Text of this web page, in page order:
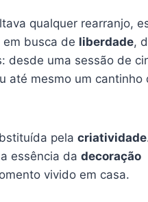
qualquer rearranjo,
em busca de liberdade,
desde uma sessão de
até mesmo um cantinho
pela criatividade
a essência da decoração
vivido em casa.